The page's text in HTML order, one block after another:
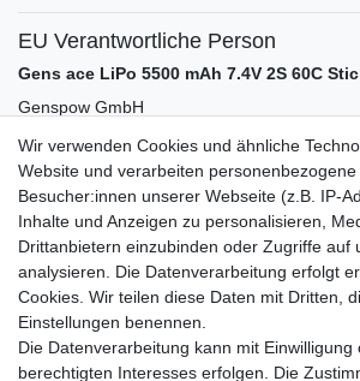
EU Verantwortliche Person
Gens ace LiPo 5500 mAh 7.4V 2S 60C
Genspow GmbH
41352 Korschenbroich Deutschland
Zubehör
-44%
SkyRC B6 neo Ladegerät
200W DC
Wir verwenden Cookies und ähnliche
Website und verarbeiten personenbezogene
Besucher:innen unserer Webseite (z.B. IP-
Inhalte und Anzeigen zu personalisieren,
Drittanbietern einzubinden oder Zugriffe auf
analysieren. Die Datenverarbeitung erfolgt
Cookies. Wir teilen diese Daten mit Dritten,
Einstellungen benennen.
Die Datenverarbeitung kann mit
berechtigten Interesses erfolgen. Die